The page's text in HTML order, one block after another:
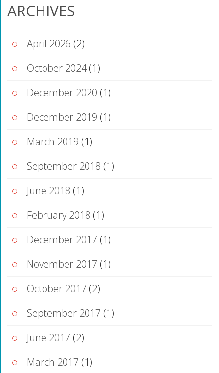
ARCHIVES
April 2026 (2)
October 2024(1)
December 2020 (1)
December 2019 (1)
March 2019 (1)
September 2018 (1)
June 2018 (1)
February 2018 (1)
December 2017 (1)
November 2017 (1)
October 2017 (2)
September 2017 (1)
June 2017 (2)
March 2017 (1)